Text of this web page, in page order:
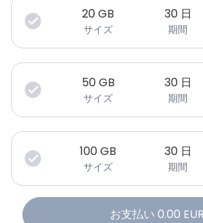
20GB
サイズ
30 日
期間
50GB
サイズ
30 日
期間
100GB
サイズ
30 日
期間
お支払い 0.00 EUR